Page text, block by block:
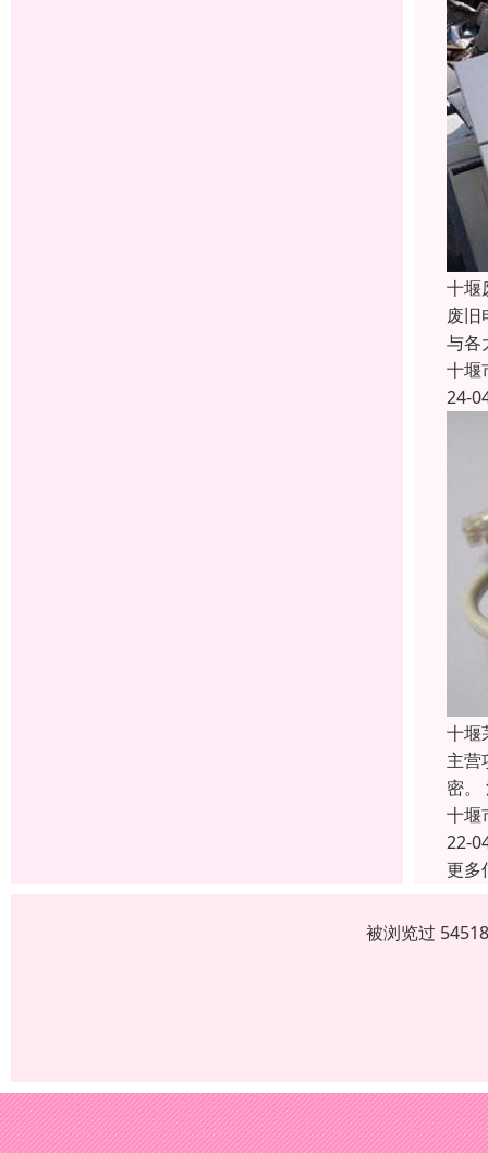
十堰
废旧
与各
十堰
24-
十堰
主营
密
十堰
22-
更多
被浏览过